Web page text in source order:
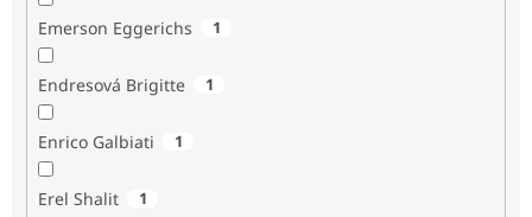
Emerson Eggerichs 1
Endresová Brigitte 1
Enrico Galbiati 1
Erel Shalit 1